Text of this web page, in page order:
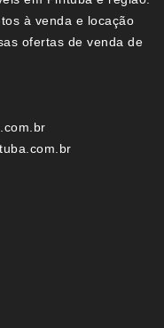
à venda e locação
ofertas de venda de